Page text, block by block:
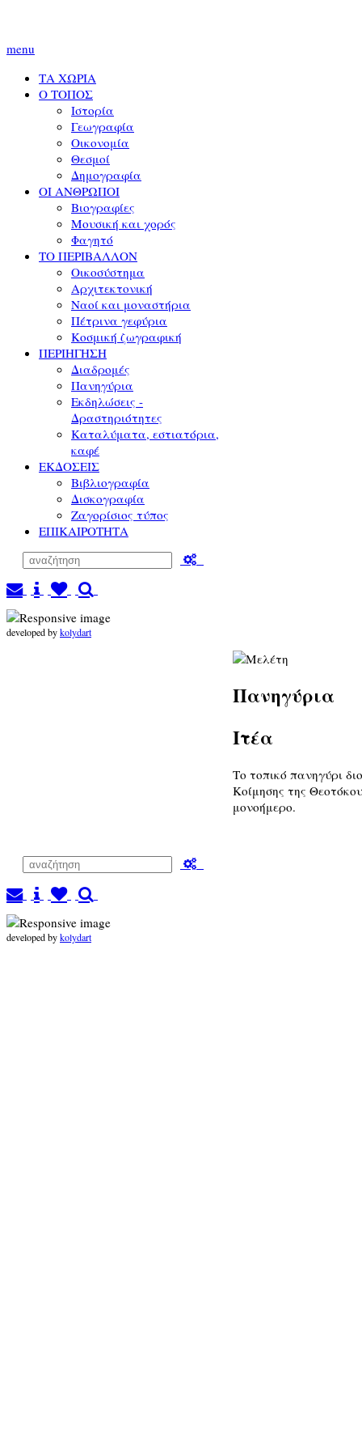
menu
ΤΑ ΧΩΡΙΑ
Ο ΤΟΠΟΣ
Ιστορία
Γεωγραφία
Οικονομία
Θεσμοί
Δημογραφία
ΟΙ ΑΝΘΡΩΠΟΙ
Βιογραφίες
Μουσική και χορός
Φαγητό
ΤΟ ΠΕΡΙΒΑΛΛΟΝ
Οικοσύστημα
Αρχιτεκτονική
Ναοί και μοναστήρια
Πέτρινα γεφύρια
Κοσμική ζωγραφική
ΠΕΡΙΗΓΗΣΗ
Διαδρομές
Πανηγύρια
Εκδηλώσεις -
Δραστηριότητες
Καταλύματα, εστιατόρια,
καφέ
ΕΚΔΟΣΕΙΣ
Βιβλιογραφία
Δισκογραφία
Ζαγορίσιος τύπος
ΕΠΙΚΑΙΡΟΤΗΤΑ
developed bykolydart
Πανηγύρια
Ιτέα
Το τοπικό πανηγύρι
Κοίμησης της
μονοήμερο.
developed bykolydart